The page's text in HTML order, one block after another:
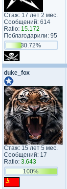
Стаж: 17 лет 2 мес.
Сообщений: 614
Ratio: 15.172
Поблагодарили: 95
30.72%
duke_fox
Стаж: 15 лет 5 мес.
Сообщений: 17
Ratio: 3.643
100%